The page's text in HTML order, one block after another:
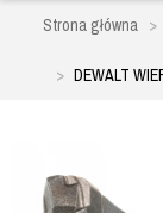
Strona główna
DEWALT